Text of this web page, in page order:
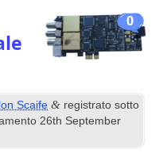
0
Scaife & registrato sotto
26th September